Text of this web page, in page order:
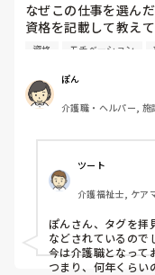
なぜこの仕事を選ん
資格を記載して教えて
帰省して中学の同級
の仕事をしていると
しかしUターン転職
流れでカフェで話して
施設見学だけでも行
思って決めました。
資格 モチベーション
ぽん
介護職・ヘルパー,
ツート
介護福祉士, ケア
ぽんさん、タグを拝
などされているので
今は介護職となっ
つまり、何年くらい